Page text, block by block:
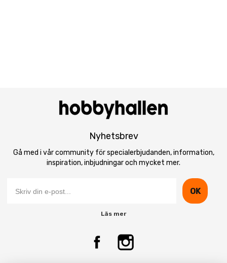
Nyhetsbrev
Gå med i vår community för specialerbjudanden, information,
inspiration, inbjudningar och mycket mer.
OK
Läs mer